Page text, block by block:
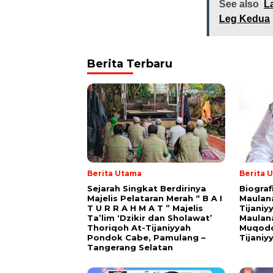
See also
Leg Kedua
Berita Terbaru
Berita Utama
Sejarah Singkat Berdirinya
Majelis Pelataran Merah “ B A I
T U R R A H M A T ” Majelis
Ta’lim ‘Dzikir dan Sholawat’
Thoriqoh At-Tijaniyyah
Pondok Cabe, Pamulang –
Tangerang Selatan
Berita